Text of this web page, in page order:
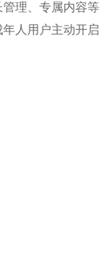
理、专属内容等
人用户主动开启